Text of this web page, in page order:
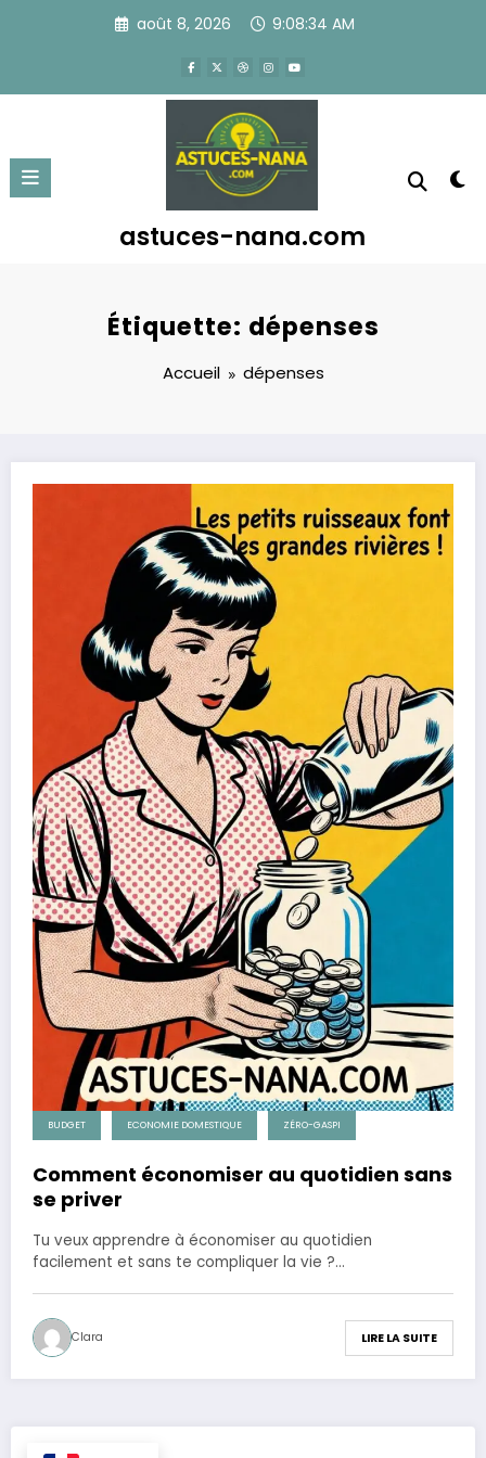
août 8, 2026 9:08:34 AM
astuces-nana.com
Étiquette: dépenses
Accueil dépenses
BUDGET ECONOMIE DOMESTIQUE ZÉRO-GASPI
Comment économiser au quotidien sans
se priver
Tu veux apprendre à économiser au quotidien
facilement et sans te compliquer la vie ?…
Clara LIRE LA SUITE